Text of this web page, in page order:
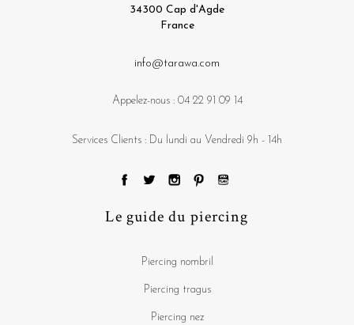
34300 Cap d'Agde
France
info@tarawa.com
Appelez-nous : 04 22 91 09 14
Services Clients : Du lundi au Vendredi 9h - 14h
Le guide du piercing
Piercing nombril
Piercing tragus
Piercing nez